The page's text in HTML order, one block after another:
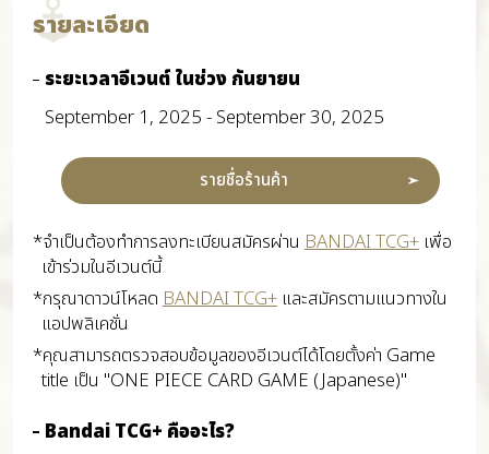
รายละเอียด
ระยะเวลาอีเวนต์ ในช่วง กันยายน
September 1, 2025 - September 30, 2025
รายชื่อร้านค้า
*จำเป็นต้องทำการลงทะเบียนสมัครผ่าน BANDAI TCG+เพื่อ
เข้าร่วมในอีเวนต์นี้
*กรุณาดาวน์โหลดBANDAI TCG+และสมัครตามแนวทางใน
แอปพลิเคชั่น
*คุณสามารถตรวจสอบข้อมูลของอีเวนต์ได้โดยตั้งค่า Game
title เป็น "ONE PIECE CARD GAME (Japanese)"
Bandai TCG+ คืออะไร?